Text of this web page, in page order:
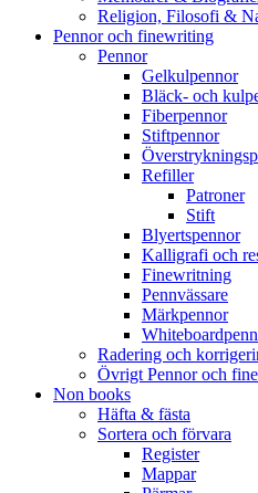
Religion, Filosofi &
Pennor och finewriting
Pennor
Gelkulpennor
Bläck- och
Fiberpennor
Stiftpennor
Refiller
Patroner
Stift
Blyertspennor
Kalligrafi och
Finewritning
Pennvässare
Märkpennor
Radering och
Övrigt Pennor och
Non books
Häfta & fästa
Sortera och förvara
Register
Mappar